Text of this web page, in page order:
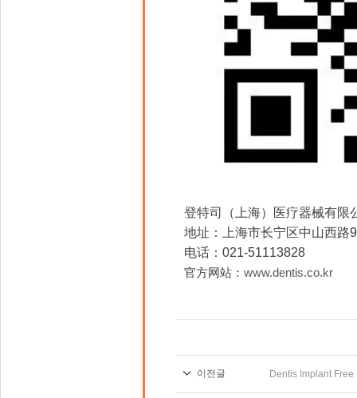
登特司（上海）医疗
地址：上海市长宁区中山西路
电话：021-51113828
官方网站： www.dentis.co.kr
이전글 Dentis Implant